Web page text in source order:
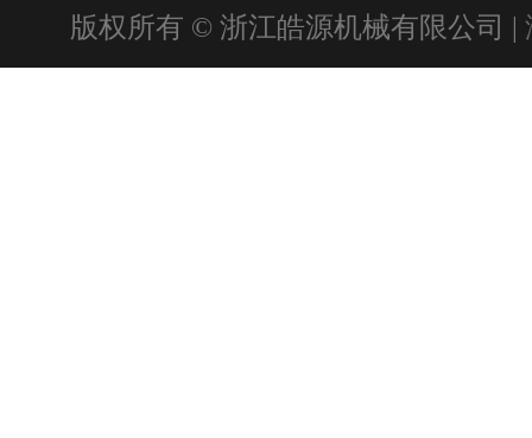
版权所有 © 浙江皓源机械有限公司 |